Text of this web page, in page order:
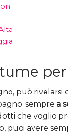
per
può
sempre a
che voglio
puoi avere